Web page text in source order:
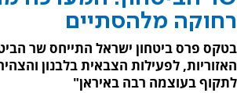
רחוקה מלהסתיים
בטקס פרס ביטחון ישראל התייחס שר
האזוריות, לפעילות הצבאית בלבנון
לתקוף בעוצמה רבה באיראן"